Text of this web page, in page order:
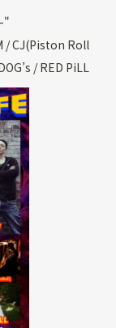
"
/ CJ(Piston Roll
/ RED PiLL